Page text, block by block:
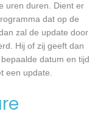
uren duren. Dient er
dat op de
zal de update door
Hij of zij geeft dan
datum en tijd
een update.